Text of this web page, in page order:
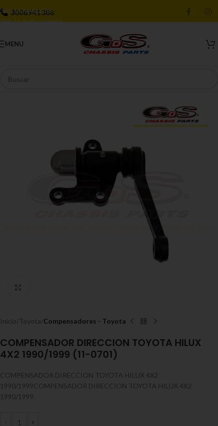
Skip to navigation
Skip to main content
3006941388
MENU
Inicio Toyota Compensadores - Toyota
COMPENSADOR DIRECCION TOYOTA HILUX
4X2 1990/1999 (11-0701)
COMPENSADOR DIRECCION TOYOTA HILUX 4X2
1990/1999COMPENSADOR DIRECCION TOYOTA HILUX 4X2
1990/1999